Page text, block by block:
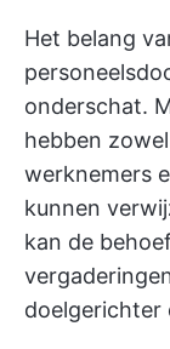
Het belang
onderschat.
hebben
werknemers
kunnen
kan de